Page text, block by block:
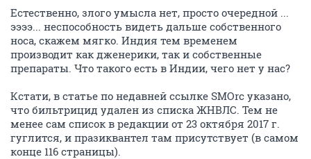
Естественно, злого умысла нет, просто очередной ...
ээээ... неспособность видеть дальше собственного
носа, скажем мягко. Индия тем временем
производит как дженерики, так и собственные
препараты. Что такого есть в Индии, чего нет у нас?
Кстати, в статье по недавней ссылке SMOrc указано,
что бильтрицид удален из списка ЖНВЛС. Тем не
менее сам список в редакции от 23 октября 2017 г.
гуглится, и празиквантел там присутствует (в самом
конце 116 страницы).